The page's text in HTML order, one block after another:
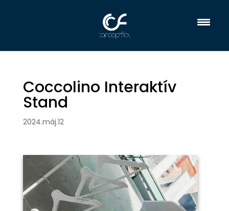
Coccolino Interaktív
Stand
2024.máj.12